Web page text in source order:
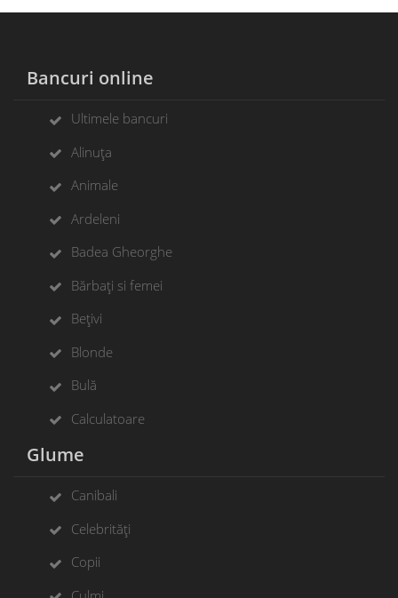
Bancuri online
Ultimele bancuri
Alinuța
Animale
Ardeleni
Badea Gheorghe
Bărbați si femei
Bețivi
Blonde
Bulă
Calculatoare
Glume
Canibali
Celebrități
Copii